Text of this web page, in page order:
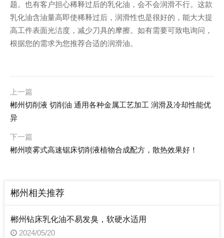
题。也有客户担心稀释过后的乳化油，会不会润滑不行。这款
乳化油含油量高即使稀释过后，润滑性也是很好的，能大大提
高工件表面光洁度，减少刀具的摩擦。如有需要可致电询问，
根据您的需求为您推荐合适的润滑油。
上一篇
郴州切削液 切削油 通用各种金属工艺加工 润滑及冷却性能优
异
下一篇
郴州喷雾式高速锯床切削液植物合成配方，散热效果好！
郴州相关推荐
郴州钻床乳化油不易发臭，软硬水适用
2024/05/20